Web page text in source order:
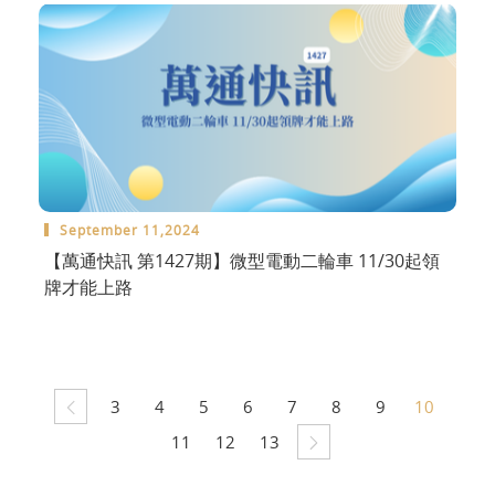
September 11,2024
【萬通快訊 第1427期】微型電動二輪車 11/30起領
牌才能上路
3 4 5 6 7 8 9
10
11
12 13